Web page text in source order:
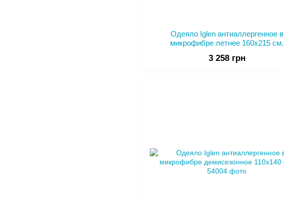
Одеяло Iglen антиаллергенное в
микрофибре летнее 160х215 см.
3 258 грн